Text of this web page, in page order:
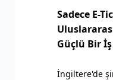
Sadece E-
Güçlü Bir
İngiltere'de